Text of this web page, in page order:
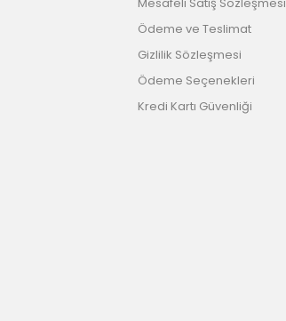
Ödeme ve Teslimat
Gizlilik Sözleşmesi
Ödeme Seçenekleri
Kredi Kartı Güvenliği